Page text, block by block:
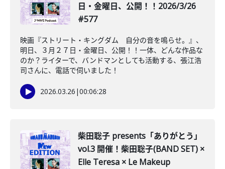
日・金曜日、公開！！2026/3/26
#577
映画『ストリート・キングダム 自分の音を鳴らせ。』、
明日、３月２７日・金曜日、公開！！一体、どんな作品な
のか？ライターで、バンドマンとしても活動する、張江浩
司さんに、電話で伺いました！
2026.03.26 |00:06:28
柴田聡子 presents「ありがとう」
vol.3 開催！柴田聡子(BAND SET) ×
Elle Teresa × Le Makeup